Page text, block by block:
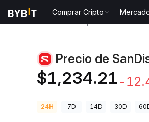
Comprar Cripto
Precio de
$1,234.21 -
24H 7D 14D 30D